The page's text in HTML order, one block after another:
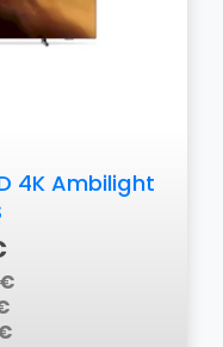
4K Ambilight